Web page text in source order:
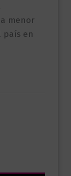
menor
país en